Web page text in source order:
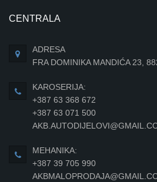
CENTRALA
ADRESA
FRA DOMINIKA MANDIĆA 23,
KAROSERIJA:
+387 63 368 672
+387 63 071 500
MEHANIKA:
+387 39 705 990